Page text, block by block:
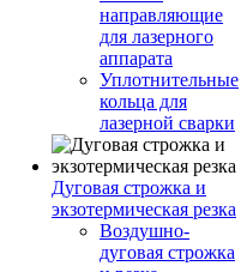
направляющие
для лазерного
аппарата
Уплотнительные
кольца для
лазерной сварки
Дуговая строжка и
экзотермическая резка
Воздушно-
дуговая строжка